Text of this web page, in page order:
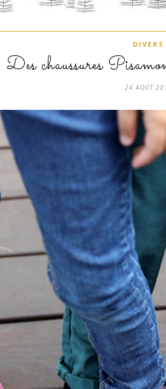
DIVERS
Des chaussures
24 AOÛT